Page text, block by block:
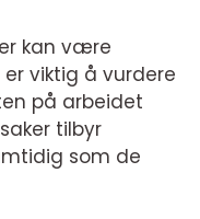
kan være
viktig å vurdere
på arbeidet
tilbyr
som de